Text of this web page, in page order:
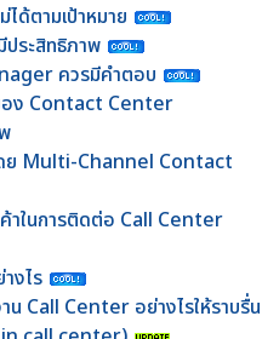
ด้ตามเป้าหมาย
ระสิทธิภาพ
ควรมีคำตอบ
อง Contact Center
ดย Multi-Channel Contact
าในการติดต่อ Call Center
งไร
Call Center อย่างไรให้ราบรื่น